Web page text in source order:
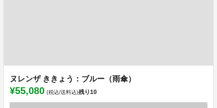
ヌレンザ ききょう：ブルー（雨傘）
¥55,080 (税込/送料込)残り10